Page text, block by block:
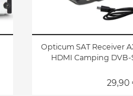
Opticum SAT Receiver
HDMI Camping DVB-
29,90